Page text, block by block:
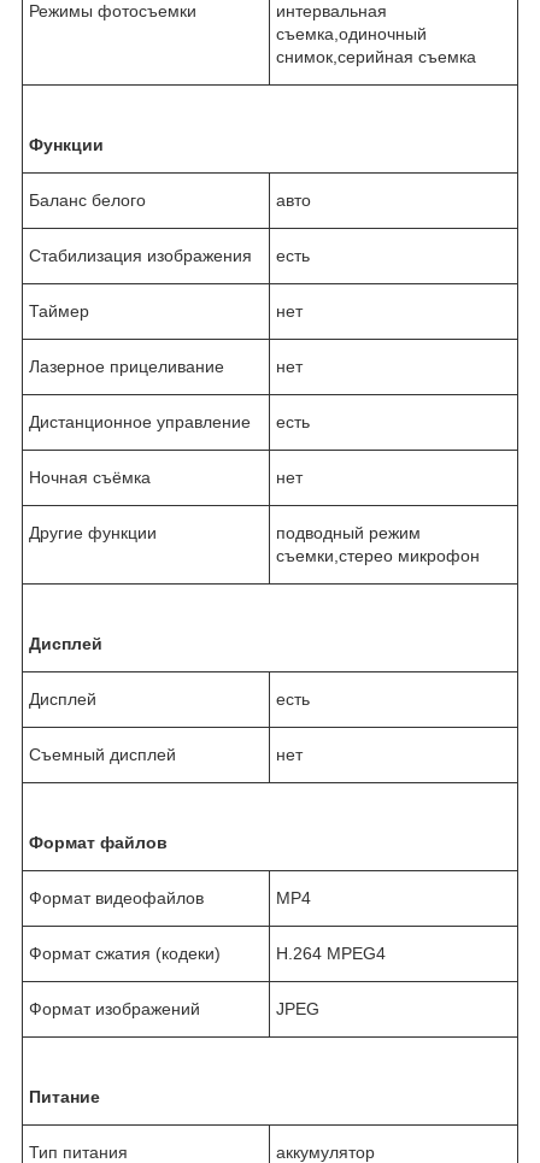
Режимы фотосъемки
интервальная
съемка,одиночный
снимок,серийная съемка
Функции
Баланс белого авто
Стабилизация изображения есть
Таймер нет
Лазерное прицеливание нет
Дистанционное управление есть
Ночная съёмка нет
Другие функции
подводный режим
съемки,стерео микрофон
Дисплей
Дисплей есть
Съемный дисплей нет
Формат файлов
Формат видеофайлов MP4
Формат сжатия (кодеки) H.264 MPEG4
Формат изображений JPEG
Питание
Тип питания аккумулятор